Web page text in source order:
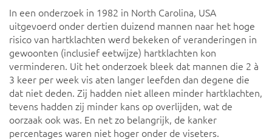
In een onderzoek in 1982 in North Carolina, USA
uitgevoerd onder dertien duizend mannen naar het hoge
risico van hartklachten werd bekeken of veranderingen in
gewoonten (inclusief eetwijze) hartklachten kon
verminderen. Uit het onderzoek bleek dat mannen die 2 à
3 keer per week vis aten langer leefden dan degene die
dat niet deden. Zij hadden niet alleen minder hartklachten,
tevens hadden zij minder kans op overlijden, wat de
oorzaak ook was. En net zo belangrijk, de kanker
percentages waren niet hoger onder de viseters.